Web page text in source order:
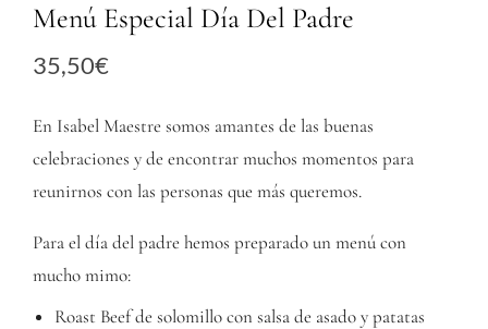
Menú Especial Día Del Padre
35,50€
En Isabel Maestre somos amantes de las buenas
celebraciones y de encontrar muchos momentos para
reunirnos con las personas que más queremos.
Para el día del padre hemos preparado un menú con
mucho mimo:
Roast Beef de solomillo con salsa de asado y patatas